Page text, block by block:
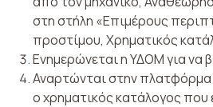
στη στήλη «Επιμέρους
προστίμου, Χρηματικός
Ενημερώνεται η ΥΔΟΜ για να
Αναρτώνται στην
ο χρηματικός κατάλογος που